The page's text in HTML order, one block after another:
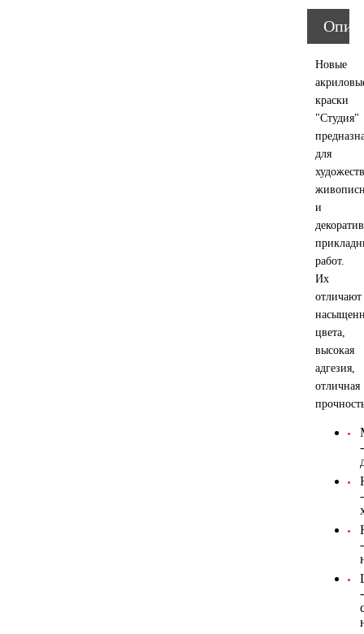
Новые
краски
"Студия"
для
и
работ.
Их
отличают
цвета,
высокая
адгезия,
отличная
-
-
-
-